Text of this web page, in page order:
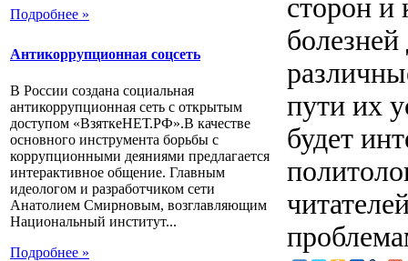
Подробнее »
Антикоррупционная соцсеть
В России создана социальная
антикоррупционная сеть с открытым
доступом «ВзяткеНЕТ.РФ».В качестве
основного инструмента борьбы с
коррупционными деяниями предлагается
интерактивное общение. Главным
идеологом и разработчиком сети
Анатолием Смирновым, возглавляющим
Национальный институт...
Подробнее »
сторон и
пути их
будет